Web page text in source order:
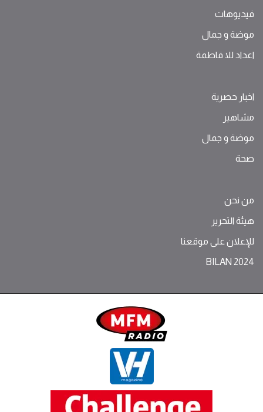
فيديوهات
موضة ‫و‬ ‫‬‫جمال‬
اعداد للا فاطمة
اخبار حصرية
مشاهير
موضة ‫و‬ ‫‬‫جمال‬
صحة
من نحن
هيئة التحرير
للإعلان على موقعنا
BILAN 2024